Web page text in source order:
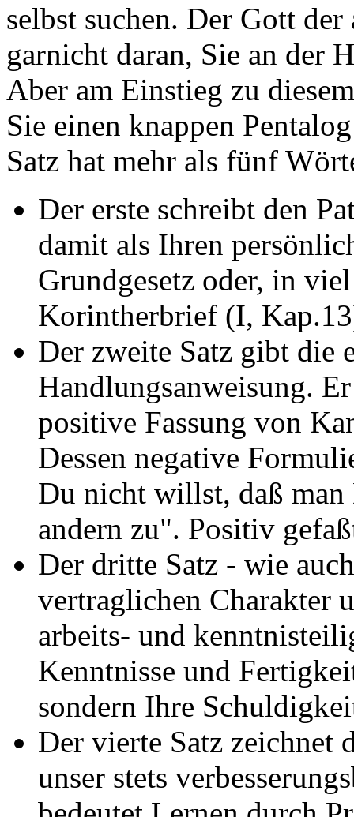
selbst suchen. Der Gott
garnicht daran, Sie an der
Aber am Einstieg zu
Sie einen knappen
Satz hat mehr als fünf
Der erste schreibt den
damit als Ihren
Grundgesetz oder, in
Korintherbrief (I,
Der zweite Satz gibt die
Handlungsanweisung.
positive Fassung von
Dessen negative
Du nicht willst, daß man
andern zu". Positiv
Der dritte Satz - wie
vertraglichen Charakter
arbeits- und
Kenntnisse und
sondern Ihre
Der vierte Satz
unser stets